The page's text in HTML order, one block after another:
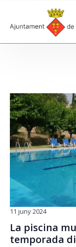
La piscina
temporada
11 juny 2024